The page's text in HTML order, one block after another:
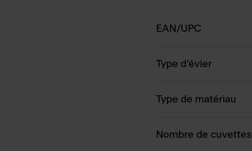
EAN/UPC
Type d'évier
Type de matériau
Nombre de cuvettes